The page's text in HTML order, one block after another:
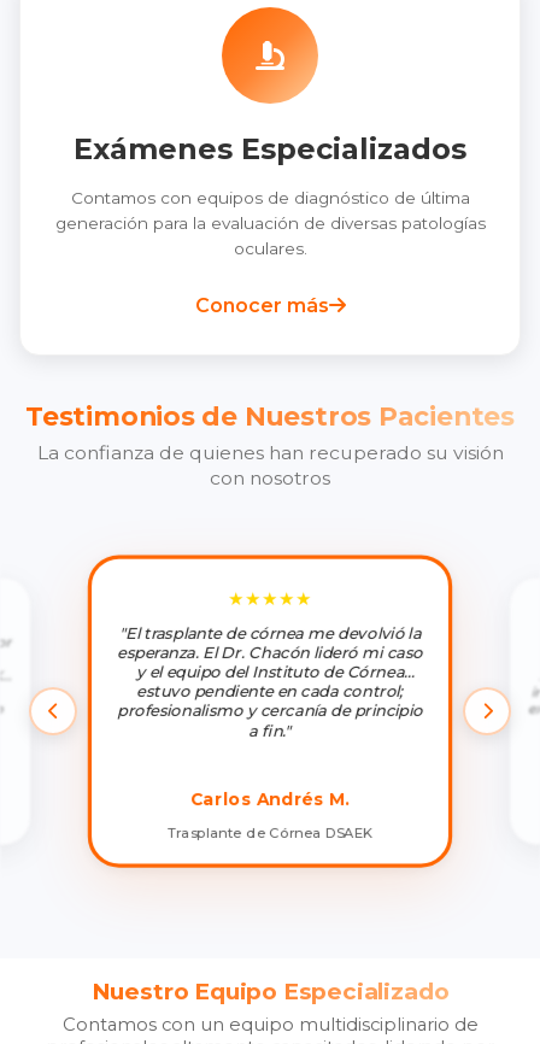
Exámenes Especializados
Contamos con equipos de diagnóstico de última
generación para la evaluación de diversas patologías
oculares.
Conocer más
Testimonios de Nuestros Pacientes
La confianza de quienes han recuperado su visión
con nosotros
★★★★★
"El trasplante de córnea me devolvió la
esperanza. El Dr. Chacón lideró mi caso
y el equipo del Instituto de Córnea
estuvo pendiente en cada control;
profesionalismo y cercanía de principio
a fin."
Carlos Andrés M.
Trasplante de Córnea DSAEK
Nuestro Equipo Especializado
Contamos con un equipo multidisciplinario de